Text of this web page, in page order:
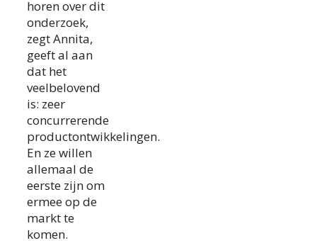
horen over dit
onderzoek,
zegt Annita,
geeft al aan
dat het
veelbelovend
is: zeer
concurrerende
productontwikkelingen.
En ze willen
allemaal de
eerste zijn om
ermee op de
markt te
komen.